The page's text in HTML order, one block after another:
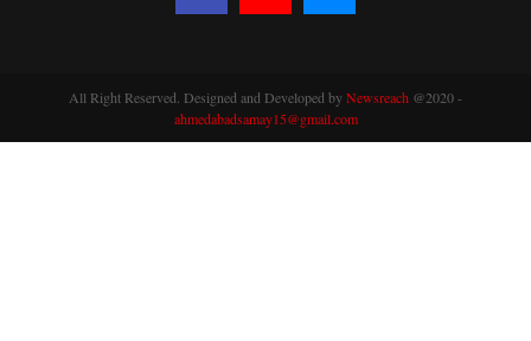
All Right Reserved. Designed and Developed byNewsreach @2020 -
ahmedabadsamay15@gmail.com